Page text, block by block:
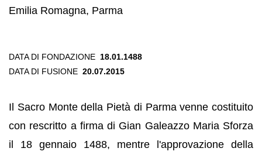
Emilia Romagna, Parma
DATA DI FONDAZIONE 18.01.1488
DATA DI FUSIONE 20.07.2015
Il Sacro Monte della Pietà di Parma venne costituito
con rescritto a firma di Gian Galeazzo Maria Sforza
il 18 gennaio 1488, mentre l'approvazione della